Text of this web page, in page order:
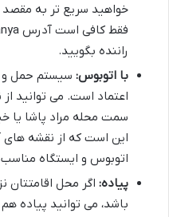
خواهید سریع تر به مقصد
راننده بگویید.
با اتوبوس: سیستم حمل و
اعتماد است. می توانید
سمت محله مراد پاشا یا
این است که از نقشه های
اتوبوس و ایستگاه مناسب
پیاده: اگر محل اقامتتان
باشد، می توانید پیاده